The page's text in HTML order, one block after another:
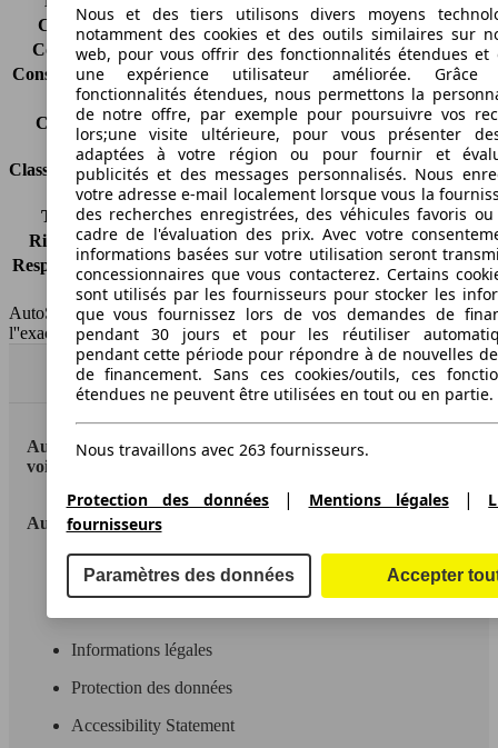
Consommation (ville)
5.6 l/100km
Consommation (route)
3.7 l/100km
Consommation (combinée)*
4.4 l/100km
Classe d'émissions
Euro 5
Capacité du réservoir
58 l
Classes d'assurance
Tous risques
-
Risques partiels
-
Responsabilité civile -
HSN/TSN
n.c./n.c.
AutoScout24 France SAS décline toute responsabilité concernant
l''exactitude des indications fournies.
Haut
AutoScout24: la plus grande plateforme en ligne de
voitures en Europe
AutoScout24
A propos d'AutoScout24
Informations légales
Protection des données
Accessibility Statement
Nous et des tiers utilisons divers moyens
notamment des cookies et des outils similaires sur
web, pour vous offrir des fonctionnalités étendues et
une expérience utilisateur améliorée.
fonctionnalités étendues, nous permettons la
de notre offre, par exemple pour poursuivre vos
lors;une visite ultérieure, pour vous présenter
adaptées à votre région ou pour fournir et
publicités et des messages personnalisés. Nous
votre adresse e-mail localement lorsque vous la
des recherches enregistrées, des véhicules favoris
cadre de l'évaluation des prix. Avec votre
informations basées sur votre utilisation seront
concessionnaires que vous contacterez. Certains
sont utilisés par les fournisseurs pour stocker les
que vous fournissez lors de vos demandes de
pendant 30 jours et pour les réutiliser
pendant cette période pour répondre à de nouvelles
de financement. Sans ces cookies/outils, ces
étendues ne peuvent être utilisées en tout ou en partie.
Nous travaillons avec 263 fournisseurs.
Protection des données | Mentions légales|
fournisseurs
Paramètres des données Accepter